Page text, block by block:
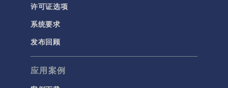
许可证选项
系统要求
发布回顾
应用案例